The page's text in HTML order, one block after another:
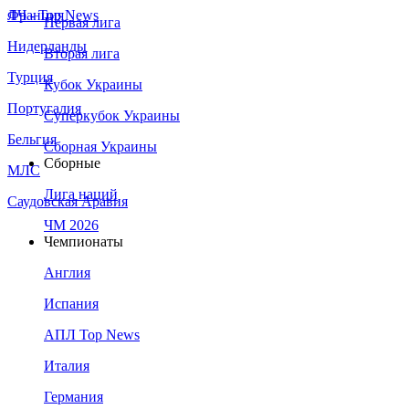
Франция
Нидерланды
Турция
Португалия
Бельгия
МЛС
Саудовская Аравия
ЛЧ - Top News
Первая лига
Вторая лига
Кубок Украины
Суперкубок Украины
Сборная Украины
Сборные
Лига наций
ЧМ 2026
Чемпионаты
Англия
Испания
АПЛ Top News
Италия
Германия